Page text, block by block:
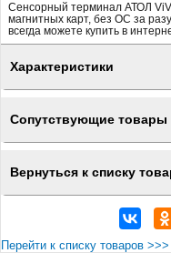
Сенсорный терминал АТОЛ
магнитных карт, без ОС за
всегда можете купить в
Характеристики
Сопутствующие товары
Вернуться к списку
Перейти к списку товаров >>>